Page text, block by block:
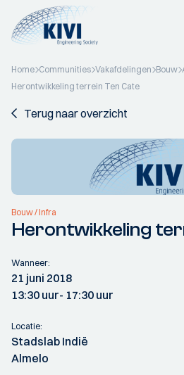
Home Communities Vakafdelingen Bouw
Herontwikkeling terrein Ten Cate
Terug naar overzicht
Bouw / Infra
Herontwikkeling
Wanneer:
21 juni 2018
13:30 uur- 17:30 uur
Locatie:
Stadslab Indië
Almelo